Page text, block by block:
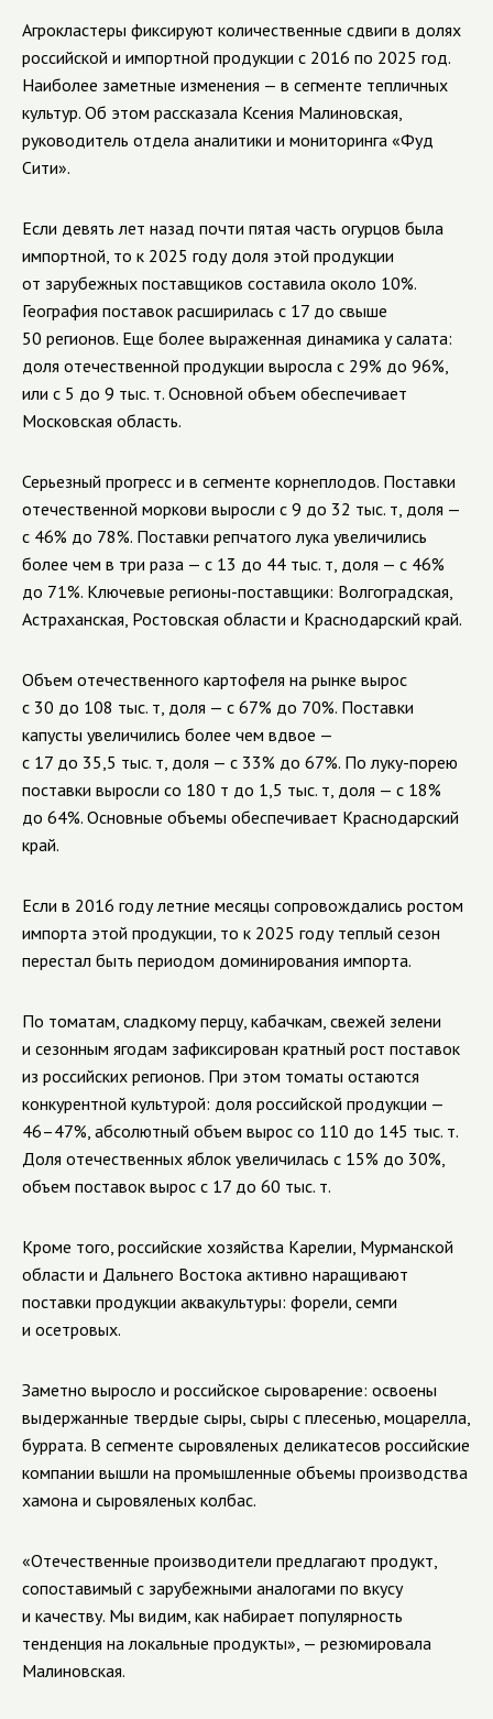
Агрокластеры фиксируют количественные сдвиги в долях
российской и импортной продукции с 2016 по 2025 год.
Наиболее заметные изменения — в сегменте тепличных
культур. Об этом рассказала Ксения Малиновская,
руководитель отдела аналитики и мониторинга «Фуд
Сити».
Если девять лет назад почти пятая часть огурцов была
импортной, то к 2025 году доля этой продукции
от зарубежных поставщиков составила около 10%.
География поставок расширилась с 17 до свыше
50 регионов. Еще более выраженная динамика у салата:
доля отечественной продукции выросла с 29% до 96%,
или с 5 до 9 тыс. т. Основной объем обеспечивает
Московская область.
Серьезный прогресс и в сегменте корнеплодов. Поставки
отечественной моркови выросли с 9 до 32 тыс. т, доля —
с 46% до 78%. Поставки репчатого лука увеличились
более чем в три раза — с 13 до 44 тыс. т, доля — с 46%
до 71%. Ключевые регионы-поставщики: Волгоградская,
Астраханская, Ростовская области и Краснодарский край.
Объем отечественного картофеля на рынке вырос
с 30 до 108 тыс. т, доля — с 67% до 70%. Поставки
капусты увеличились более чем вдвое —
с 17 до 35,5 тыс. т, доля — с 33% до 67%. По луку-порею
поставки выросли со 180 т до 1,5 тыс. т, доля — с 18%
до 64%. Основные объемы обеспечивает Краснодарский
край.
Если в 2016 году летние месяцы сопровождались ростом
импорта этой продукции, то к 2025 году теплый сезон
перестал быть периодом доминирования импорта.
По томатам, сладкому перцу, кабачкам, свежей зелени
и сезонным ягодам зафиксирован кратный рост поставок
из российских регионов. При этом томаты остаются
конкурентной культурой: доля российской продукции —
46–47%, абсолютный объем вырос со 110 до 145 тыс. т.
Доля отечественных яблок увеличилась с 15% до 30%,
объем поставок вырос с 17 до 60 тыс. т.
Кроме того, российские хозяйства Карелии, Мурманской
области и Дальнего Востока активно наращивают
поставки продукции аквакультуры: форели, семги
и осетровых.
Заметно выросло и российское сыроварение: освоены
выдержанные твердые сыры, сыры с плесенью, моцарелла,
буррата. В сегменте сыровяленых деликатесов российские
компании вышли на промышленные объемы производства
хамона и сыровяленых колбас.
«Отечественные производители предлагают продукт,
сопоставимый с зарубежными аналогами по вкусу
и качеству. Мы видим, как набирает популярность
тенденция на локальные продукты», — резюмировала
Малиновская.